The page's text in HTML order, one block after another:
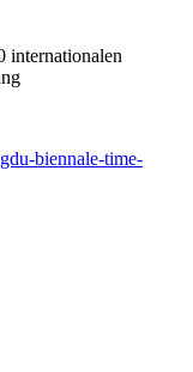
internationalen
biennale-time-